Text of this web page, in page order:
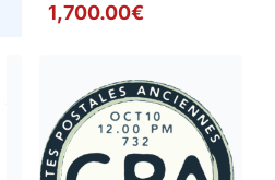
1,700.00€